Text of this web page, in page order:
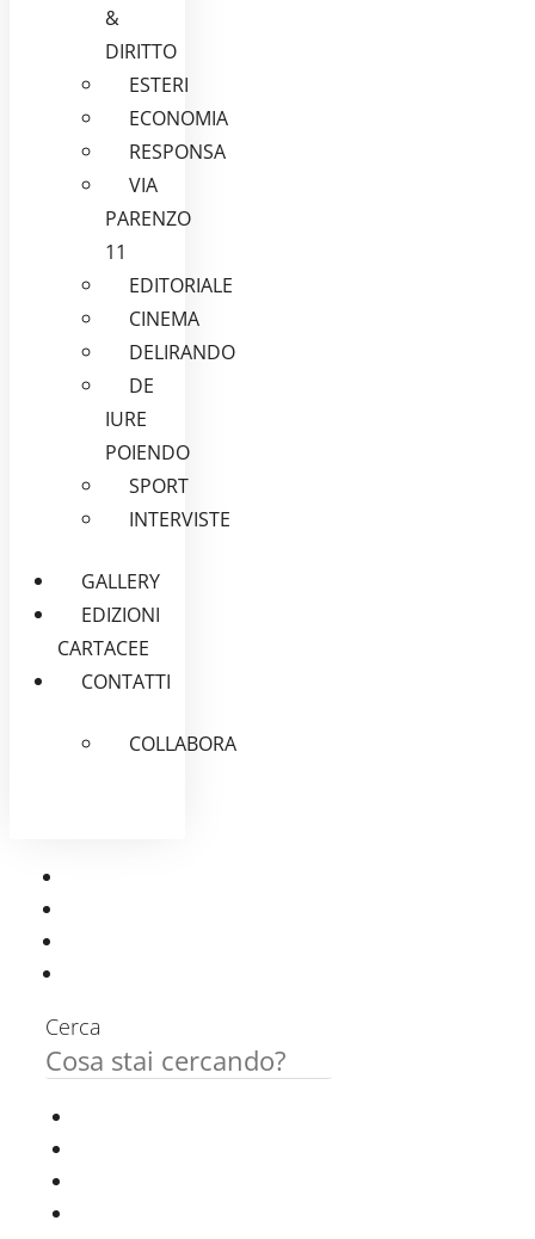
&
DIRITTO
ESTERI
ECONOMIA
RESPONSA
VIA
PARENZO
11
EDITORIALE
CINEMA
DELIRANDO
DE
IURE
POIENDO
SPORT
INTERVISTE
GALLERY
EDIZIONI
CARTACEE
CONTATTI
COLLABORA
Cerca